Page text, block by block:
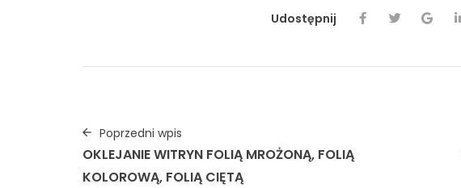
Udostępnij
Poprzedni wpis
OKLEJANIE WITRYN FOLIĄ MROŻONĄ, FOLIĄ
KOLOROWĄ, FOLIĄ CIĘTĄ